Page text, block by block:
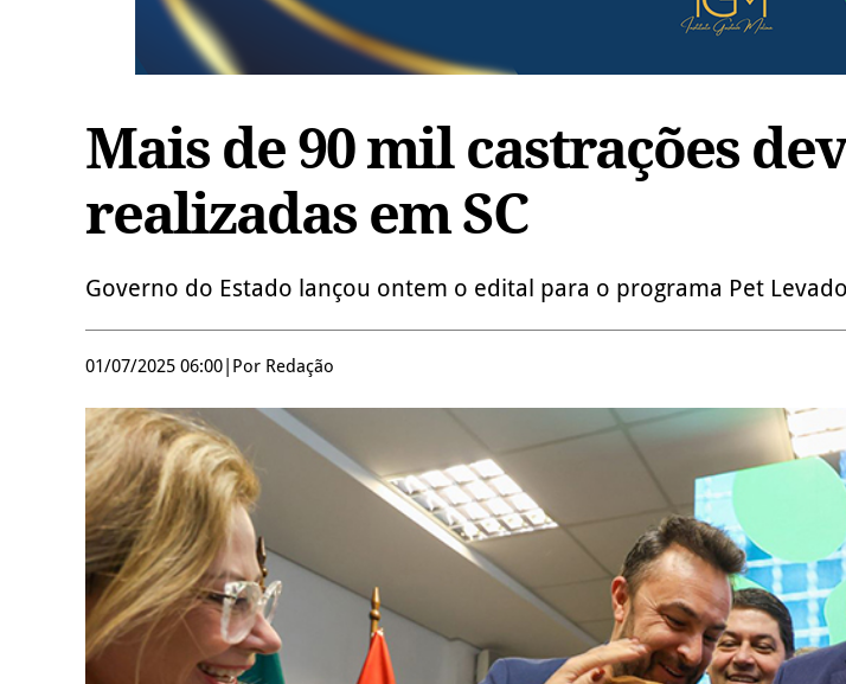
Mais de 90 mil castrações
realizadas em SC
Governo do Estado lançou ontem o edital para o programa Pet
01/07/2025 06:00 Por Redação